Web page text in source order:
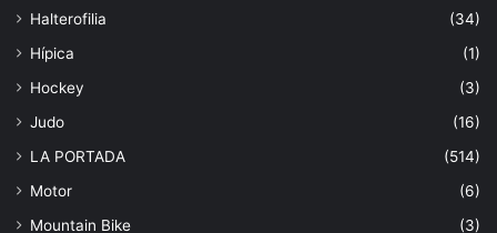
Halterofilia
(34)
Hípica
(1)
Hockey
(3)
Judo
(16)
LA PORTADA
(514)
Motor
(6)
Mountain Bike
(3)